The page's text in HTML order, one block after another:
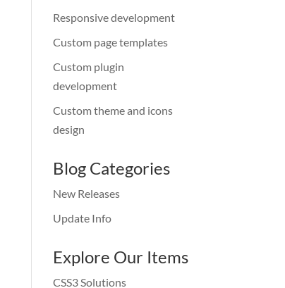
Responsive development
Custom page templates
Custom plugin
development
Custom theme and icons
design
Blog Categories
New Releases
Update Info
Explore Our Items
CSS3 Solutions